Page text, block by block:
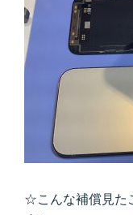
☆こんな補償見た